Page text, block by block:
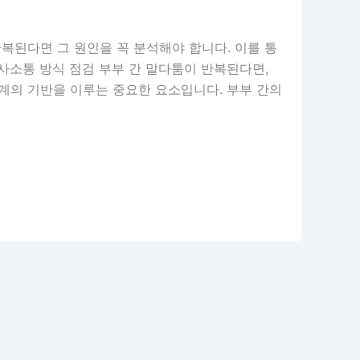
된다면 그 원인을 꼭 분석해야 합니다. 이를 통
통 방식 점검 부부 간 말다툼이 반복된다면,
의 기반을 이루는 중요한 요소입니다. 부부 간의